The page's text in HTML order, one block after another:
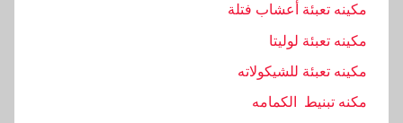
,
,
ش
مكينه تعبئة أعشاب فتلة
مكينه تعبئة لوليتا
مكينه تعبئة للشيكولاته
مكنه تبنيط الكمامه